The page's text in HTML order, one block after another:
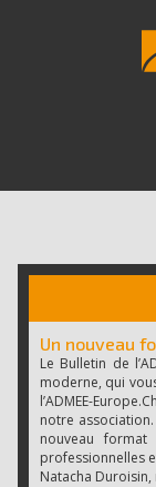
Un nouveau
Le Bulletin de
moderne, qui
l’ADMEE-
notre
nouveau
professionnelles
Natacha Duroisin,